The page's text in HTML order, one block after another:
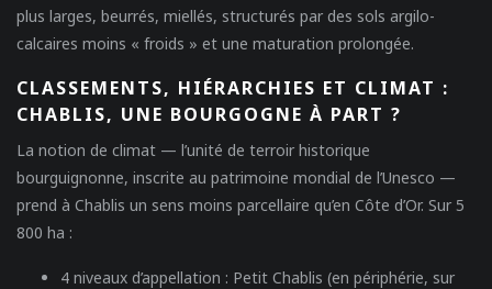
plus larges, beurrés, miellés, structurés par des sols argilo-
calcaires moins « froids » et une maturation prolongée.
CLASSEMENTS, HIÉRARCHIES ET CLIMAT :
CHABLIS, UNE BOURGOGNE À PART ?
La notion de climat — l’unité de terroir historique
bourguignonne, inscrite au patrimoine mondial de l’Unesco —
prend à Chablis un sens moins parcellaire qu’en Côte d’Or. Sur 5
800 ha :
4 niveaux d’appellation : Petit Chablis (en périphérie, sur